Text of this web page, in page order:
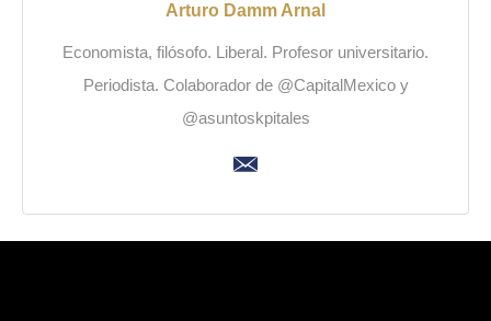
Arturo Damm Arnal
Economista, filósofo. Liberal. Profesor universitario.
Periodista. Colaborador de @CapitalMexico y
@asuntoskpitales